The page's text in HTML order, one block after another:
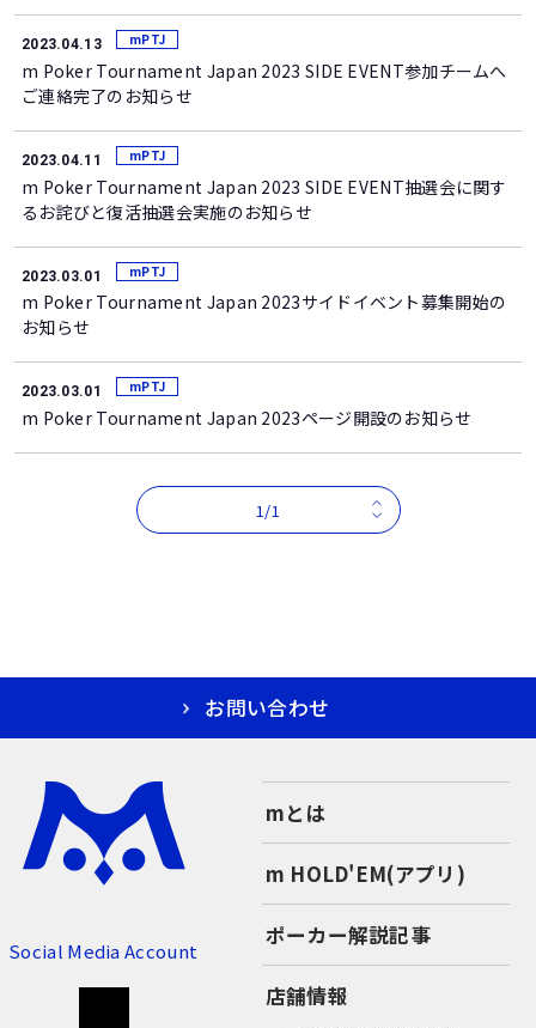
2023.04.13 mPTJ
m Poker Tournament Japan 2023 SIDE EVENT参加チームへ
ご連絡完了のお知らせ
2023.04.11 mPTJ
m Poker Tournament Japan 2023 SIDE EVENT抽選会に関す
るお詫びと復活抽選会実施のお知らせ
2023.03.01 mPTJ
m Poker Tournament Japan 2023サイドイベント募集開始の
お知らせ
2023.03.01 mPTJ
m Poker Tournament Japan 2023ページ開設のお知らせ
1/1
お問い合わせ
Social Media Account
mとは
m HOLD'EM(アプリ)
ポーカー解説記事
店舗情報